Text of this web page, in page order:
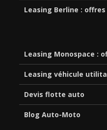
Leasing Berline : offres
Leasing Monospace :
Leasing véhicule
Devis flotte auto
Blog Auto-Moto